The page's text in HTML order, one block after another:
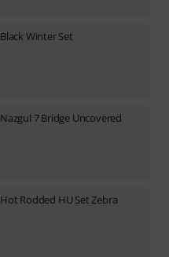
Black Winter Set
Nazgul 7 Bridge Uncovered
Hot Rodded HU Set Zebra